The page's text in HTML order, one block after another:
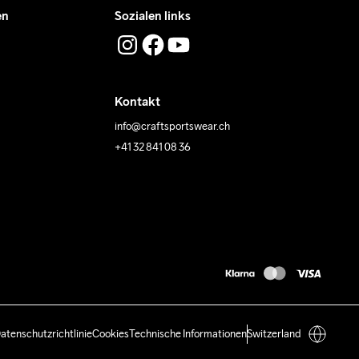
Sozialen links
Kontakt
info@craftsportswear.ch
+41 32 841 08 36
CookiesTechnische InformationenSwitzerland